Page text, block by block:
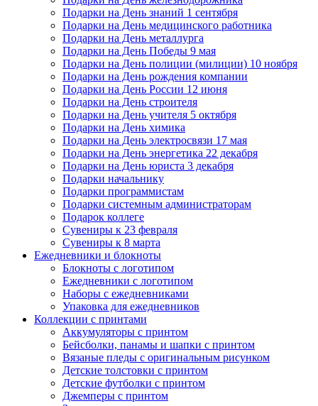
Подарки на День знаний 1 сентября
Подарки на День медицинского работника
Подарки на День металлурга
Подарки на День Победы 9 мая
Подарки на День полиции (милиции) 10 ноября
Подарки на День рождения компании
Подарки на День России 12 июня
Подарки на День строителя
Подарки на День учителя 5 октября
Подарки на День химика
Подарки на День электросвязи 17 мая
Подарки на День энергетика 22 декабря
Подарки на День юриста 3 декабря
Подарки начальнику
Подарки программистам
Подарки системным администраторам
Подарок коллеге
Сувениры к 23 февраля
Сувениры к 8 марта
Ежедневники и блокноты
Блокноты с логотипом
Ежедневники с логотипом
Наборы с ежедневниками
Упаковка для ежедневников
Коллекции с принтами
Аккумуляторы с принтом
Бейсболки, панамы и шапки с принтом
Вязаные пледы с оригинальным рисунком
Детские толстовки с принтом
Детские футболки с принтом
Джемперы с принтом